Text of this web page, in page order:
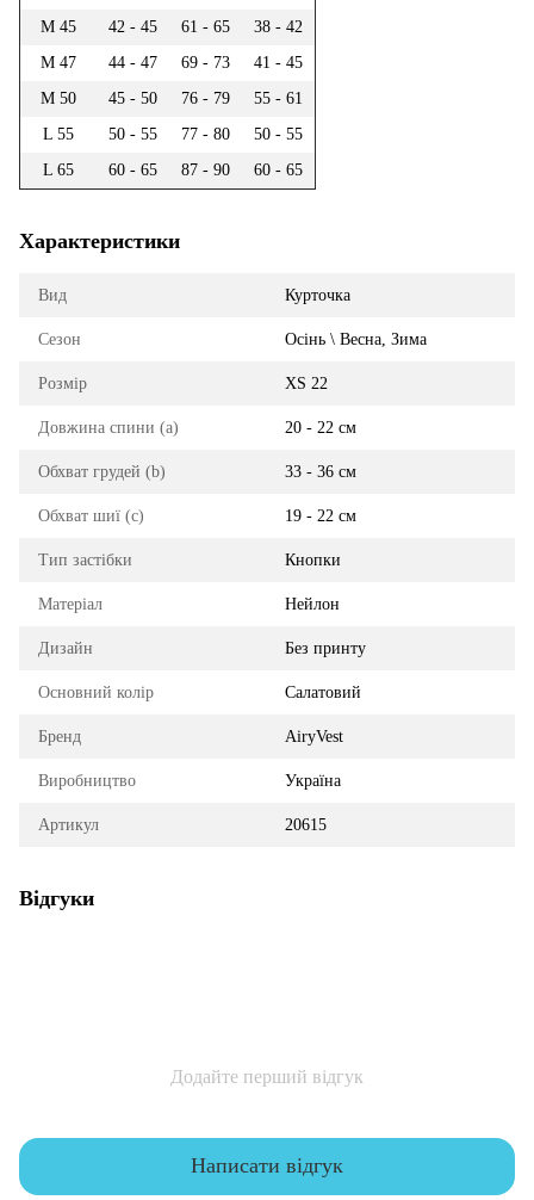
M 45 42 - 45 61 - 65
38 - 42
M 47
44 - 47 69 - 73
41 - 45
M 50
45 - 50 76 - 79
55 - 61
L 55
50 - 55 77 - 80
50 - 55
L 65
60 - 65 87 - 90 60 - 65
Характеристики
Вид Курточка
Сезон Осінь \ Весна, Зима
Розмір XS 22
Довжина спини (a) 20 - 22 см
Обхват грудей (b) 33 - 36 см
Обхват шиї (c) 19 - 22 см
Тип застібки Кнопки
Матеріал Нейлон
Дизайн Без принту
Основний колір Салатовий
Бренд AiryVest
Виробництво Україна
Артикул 20615
Відгуки
Додайте перший відгук
Написати відгук